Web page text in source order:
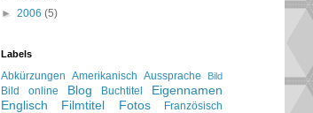
► 2006 (5)
Labels
Abkürzungen Amerikanisch Aussprache Bild
Bild online Blog Buchtitel
Eigennamen
Englisch
Filmtitel Fotos Französisch